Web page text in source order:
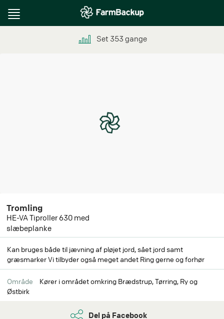
Toggle
Set 353 gange
Tromling
HE-VA Tiproller 630 med
slæbeplanke
Kan bruges både til jævning af pløjet jord, sået jord samt
græsmarker Vi tilbyder også meget andet Ring gerne og forhør
Område
Kører i området omkring Brædstrup, Tørring, Ry og
Østbirk
Del på Facebook